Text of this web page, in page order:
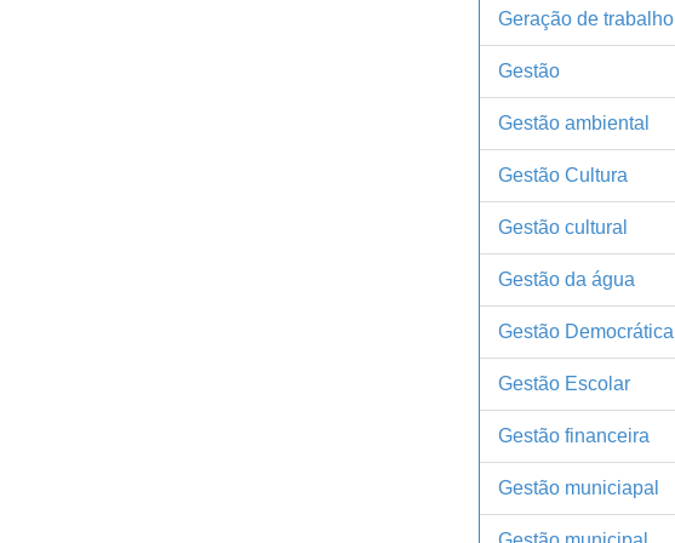
Geração de trabalho
Gestão
Gestão ambiental
Gestão Cultura
Gestão cultural
Gestão da água
Gestão Democrática
Gestão Escolar
Gestão financeira
Gestão municiapal